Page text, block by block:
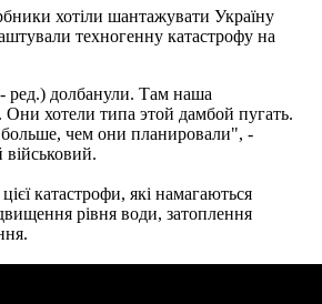
хотіли шантажувати Україну
техногенну катастрофу на
ред.) долбанули. Там наша
Они хотели типа этой дамбой пугать.
чем они планировали", -
військовий.
катастрофи, які намагаються
рівня води, затоплення